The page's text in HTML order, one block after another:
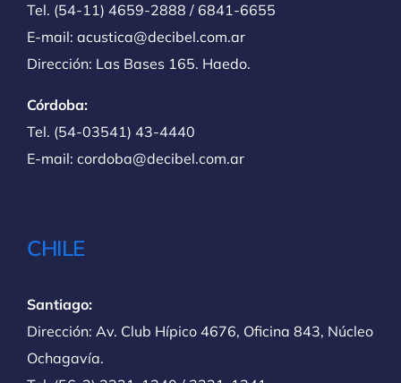
Tel. (54-11) 4659-2888 / 6841-6655
E-mail: acustica@decibel.com.ar
Dirección: Las Bases 165. Haedo.
Córdoba:
Tel. (54-03541) 43-4440
E-mail: cordoba@decibel.com.ar
CHILE
Santiago:
Dirección: Av. Club Hípico 4676, Oficina 843, Núcleo
Ochagavía.